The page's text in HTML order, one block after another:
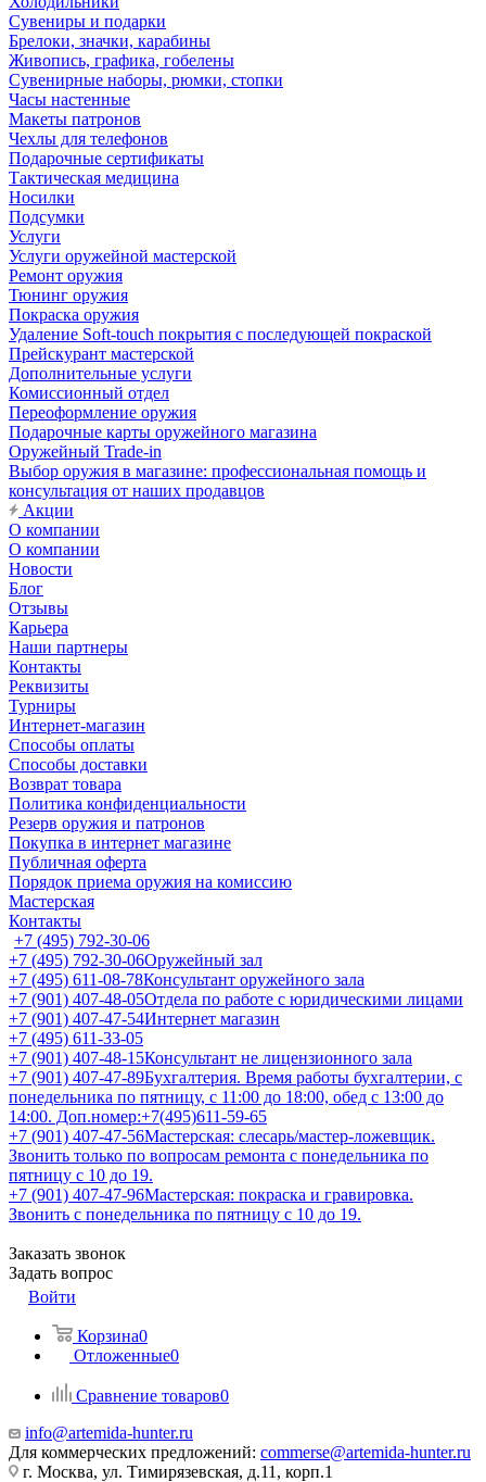
Сувениры и подарки
Брелоки, значки, карабины
Живопись, графика, гобелены
Сувенирные наборы, рюмки, стопки
Часы настенные
Макеты патронов
Чехлы для телефонов
Подарочные сертификаты
Тактическая медицина
Носилки
Подсумки
Услуги
Услуги оружейной мастерской
Ремонт оружия
Тюнинг оружия
Покраска оружия
Удаление Soft-touch покрытия с последующей покраской
Прейскурант мастерской
Дополнительные услуги
Комиссионный отдел
Переоформление оружия
Подарочные карты оружейного магазина
Оружейный Trade-in
Выбор оружия в магазине: профессиональная помощь и
консультация от наших продавцов
Акции
О компании
О компании
Новости
Блог
Отзывы
Карьера
Наши партнеры
Контакты
Реквизиты
Турниры
Интернет-магазин
Способы оплаты
Способы доставки
Возврат товара
Политика конфиденциальности
Резерв оружия и патронов
Покупка в интернет магазине
Публичная оферта
Порядок приема оружия на комиссию
Мастерская
Контакты
+7 (495) 792-30-06
+7 (495) 792-30-06Оружейный зал
+7 (495) 611-08-78Консультант оружейного зала
+7 (901) 407-48-05Отдела по работе с юридическими лицами
+7 (901) 407-47-54Интернет магазин
+7 (495) 611-33-05
+7 (901) 407-48-15Консультант не лицензионного зала
+7 (901) 407-47-89Бухгалтерия. Время работы бухгалтерии, с
понедельника по пятницу, с 11:00 до 18:00, обед с 13:00 до
14:00. Доп.номер:+7(495)611-59-65
+7 (901) 407-47-56Мастерская: слесарь/мастер-ложевщик.
Звонить только по вопросам ремонта с понедельника по
пятницу с 10 до 19.
+7 (901) 407-47-96Мастерская: покраска и гравировка.
Звонить с понедельника по пятницу с 10 до 19.
Заказать звонок
Задать вопрос
Войти
Корзина0
Отложенные0
Сравнение товаров0
info@artemida-hunter.ru
Для коммерческих предложений: commerse@artemida-hunter.ru
г. Москва, ул. Тимирязевская, д.11, корп.1